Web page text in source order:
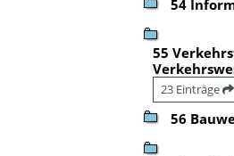
54
55
23 Einträge
56